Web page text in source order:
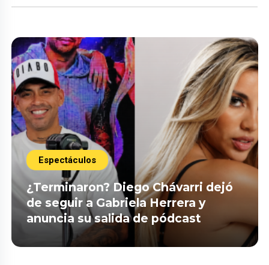
Espectáculos
¿Terminaron? Diego Chávarri dejó
de seguir a Gabriela Herrera y
anuncia su salida de pódcast